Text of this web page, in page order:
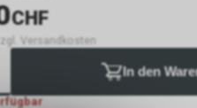
CHF
Versandkosten
In den